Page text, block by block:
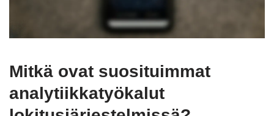
Mitkä ovat suosituimmat
analytiikkatyökalut